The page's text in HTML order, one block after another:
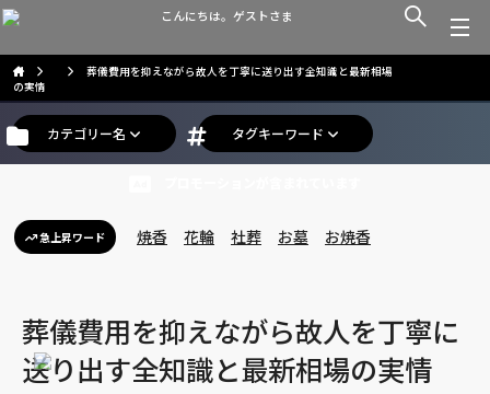
こんにちは。ゲストさま
葬儀費用を抑えながら故人を丁寧に送り出す全知識と最新相場
の実情
カテゴリー名 タグキーワード
急上昇ワード 焼香 花輪 社葬 お墓 お焼香
葬儀費用を抑えながら故人を丁寧に
送り出す全知識と最新相場の実情